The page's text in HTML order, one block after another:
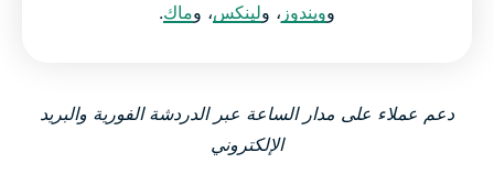
وويندوز ، ولينكس، وماك.
دعم عملاء على مدار الساعة عبر الدردشة الفورية والبريد
الإلكتروني